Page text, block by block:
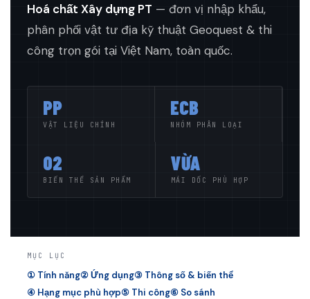
Hoá chất Xây dựng PT — đơn vị nhập khẩu,
phân phối vật tư địa kỹ thuật Geoquest & thi
công trọn gói tại Việt Nam, toàn quốc.
PP
VẬT LIỆU CHÍNH
ECB
NHÓM PHÂN LOẠI
02
BIẾN THỂ SẢN PHẨM
VỪA
MÁI DỐC PHÙ HỢP
MỤC LỤC
① Tính năng② Ứng dụng③ Thông số & biến thể
④ Hạng mục phù hợp⑤ Thi công⑥ So sánh